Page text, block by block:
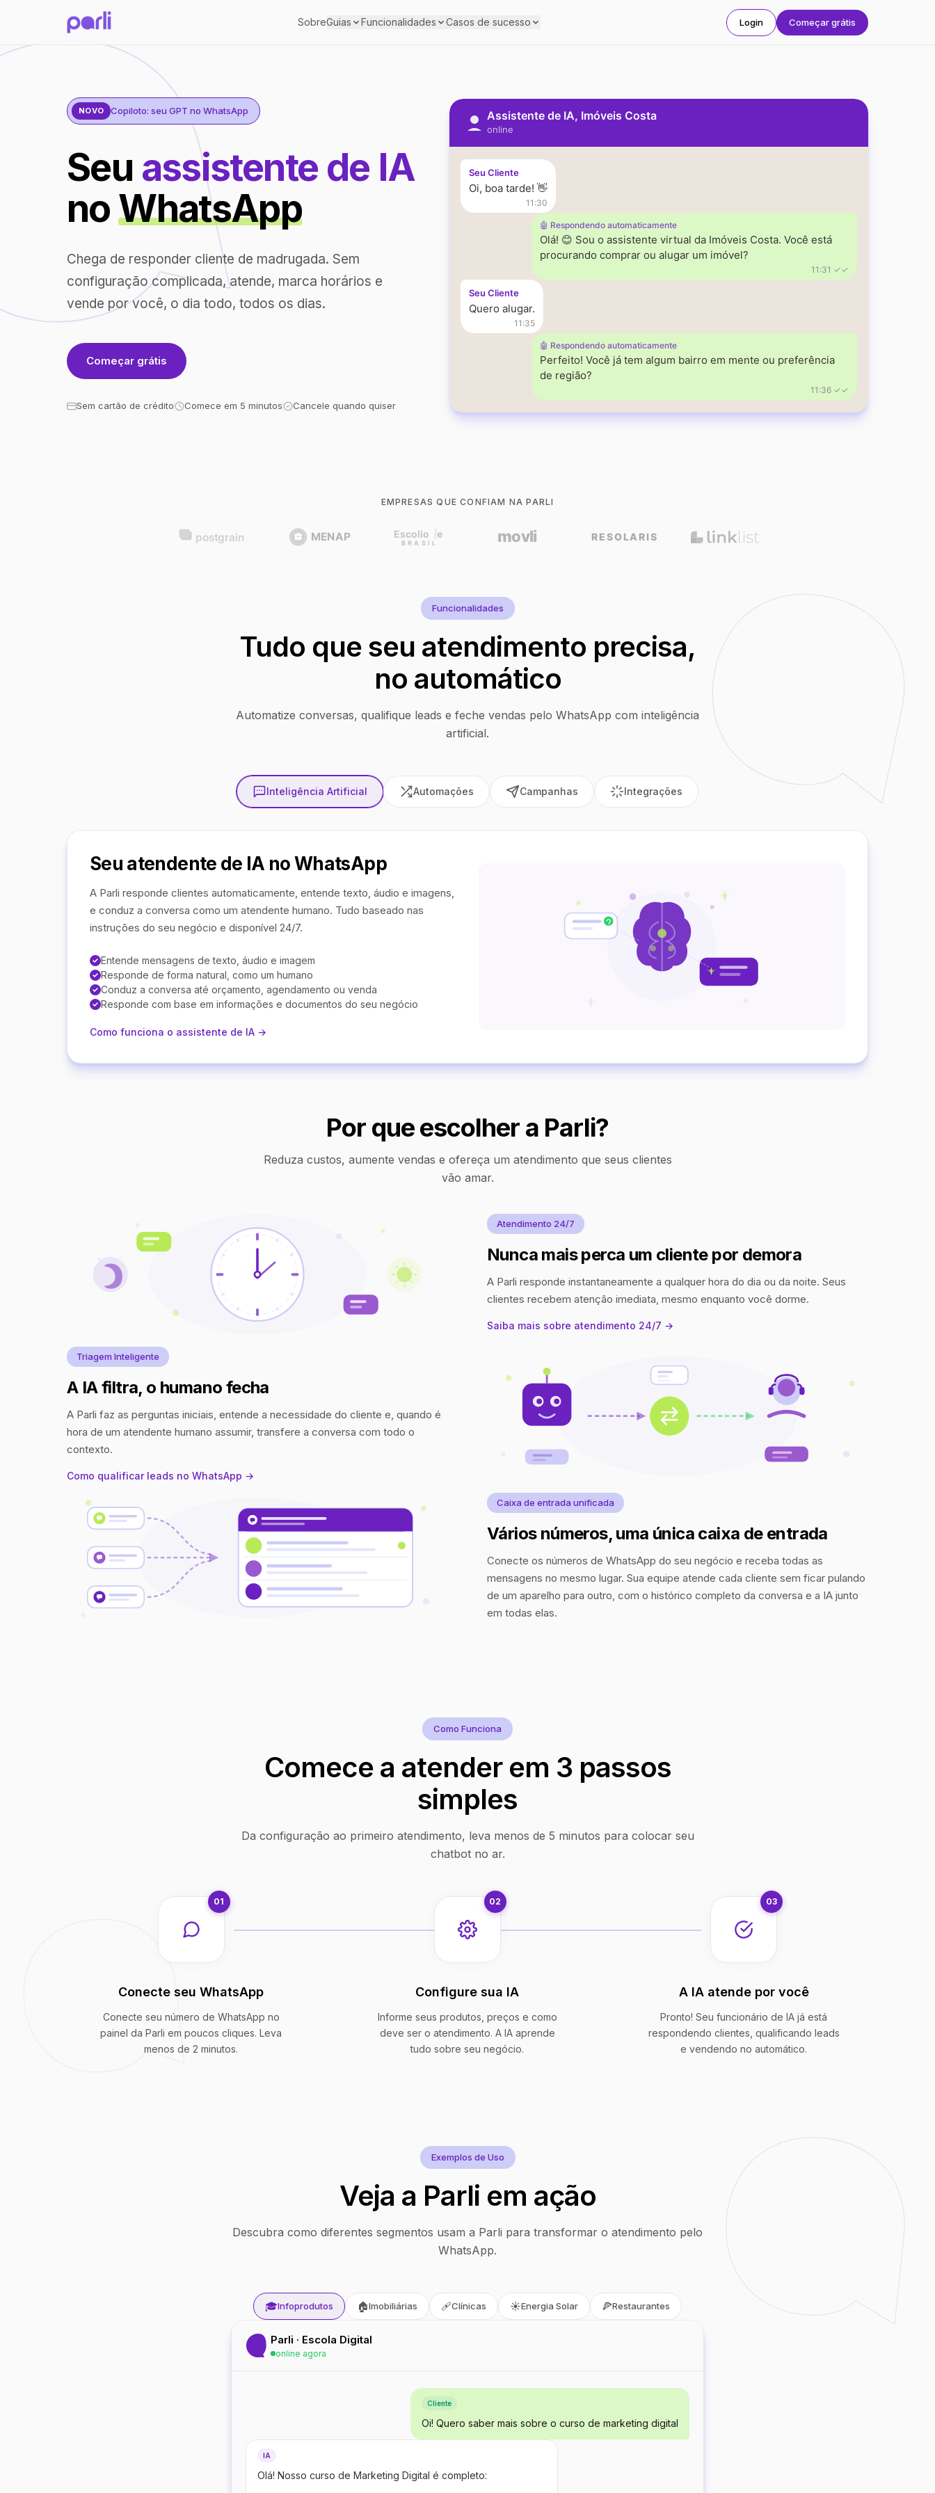
SobreGuias Funcionalidades Casos de sucesso Login Começar grátis
NOVO Copiloto: seu GPT no WhatsApp
Seu assistente de IA
noWhatsApp
Chega de responder cliente de madrugada. Sem
configuração complicada, atende, marca horários e
vende por você, o dia todo, todos os dias.
Começar grátis
Sem cartão de crédito Comece em 5 minutos Cancele quando quiser
Assistente de IA, Imóveis Costa
online
Seu Cliente
Oi, boa tarde! 👋
11:30
🤖 Respondendo automaticamente
Olá! 😊 Sou o assistente virtual da Imóveis Costa. Você está
procurando comprar ou alugar um imóvel?
11:31 ✓✓
Seu Cliente
Quero alugar.
11:35
🤖 Respondendo automaticamente
Perfeito! Você já tem algum bairro em mente ou preferência
de região?
11:36 ✓✓
EMPRESAS QUE CONFIAM NA PARLI
Funcionalidades
Tudo que seu atendimento precisa,
no automático
Automatize conversas, qualifique leads e feche vendas pelo WhatsApp com inteligência
artificial.
Inteligência Artificial Automações Campanhas Integrações
Seu atendente de IA no WhatsApp
A Parli responde clientes automaticamente, entende texto, áudio e imagens,
e conduz a conversa como um atendente humano. Tudo baseado nas
instruções do seu negócio e disponível 24/7.
Entende mensagens de texto, áudio e imagem
Responde de forma natural, como um humano
Conduz a conversa até orçamento, agendamento ou venda
Responde com base em informações e documentos do seu negócio
Como funciona o assistente de IA →
Por que escolher a Parli?
Reduza custos, aumente vendas e ofereça um atendimento que seus clientes
vão amar.
Atendimento 24/7
Nunca mais perca um cliente por demora
A Parli responde instantaneamente a qualquer hora do dia ou da noite. Seus
clientes recebem atenção imediata, mesmo enquanto você dorme.
Saiba mais sobre atendimento 24/7 →
Triagem Inteligente
A IA filtra, o humano fecha
A Parli faz as perguntas iniciais, entende a necessidade do cliente e, quando é
hora de um atendente humano assumir, transfere a conversa com todo o
contexto.
Como qualificar leads no WhatsApp →
Caixa de entrada unificada
Vários números, uma única caixa de entrada
Conecte os números de WhatsApp do seu negócio e receba todas as
mensagens no mesmo lugar. Sua equipe atende cada cliente sem ficar pulando
de um aparelho para outro, com o histórico completo da conversa e a IA junto
em todas elas.
Como Funciona
Comece a atender em 3 passos
simples
Da configuração ao primeiro atendimento, leva menos de 5 minutos para colocar seu
chatbot no ar.
01
Conecte seu WhatsApp
Conecte seu número de WhatsApp no
painel da Parli em poucos cliques. Leva
menos de 2 minutos.
02
Configure sua IA
Informe seus produtos, preços e como
deve ser o atendimento. A IA aprende
tudo sobre seu negócio.
03
A IA atende por você
Pronto! Seu funcionário de IA já está
respondendo clientes, qualificando leads
e vendendo no automático.
Exemplos de Uso
Veja a Parli em ação
Descubra como diferentes segmentos usam a Parli para transformar o atendimento pelo
WhatsApp.
🎓Infoprodutos 🏠Imobiliárias 🩹Clínicas ☀️Energia Solar 🍕Restaurantes
Parli · Escola Digital
online agora
Cliente
Oi! Quero saber mais sobre o curso de marketing digital
IA
Olá! Nosso curso de Marketing Digital é completo: